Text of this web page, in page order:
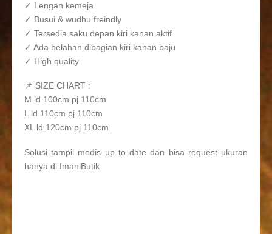
✓ Lengan kemeja
✓ Busui & wudhu freindly
✓ Tersedia saku depan kiri kanan aktif
✓ Ada belahan dibagian kiri kanan baju
✓ High quality
📌 SIZE CHART :
M ld 100cm pj 110cm
L ld 110cm pj 110cm
XL ld 120cm pj 110cm
Solusi tampil modis up to date dan bisa request ukuran
hanya di ImaniButik